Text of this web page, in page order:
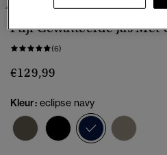
Fuji Gewatteerde Jas Met
(6)
€129,99
Kleur: eclipse navy